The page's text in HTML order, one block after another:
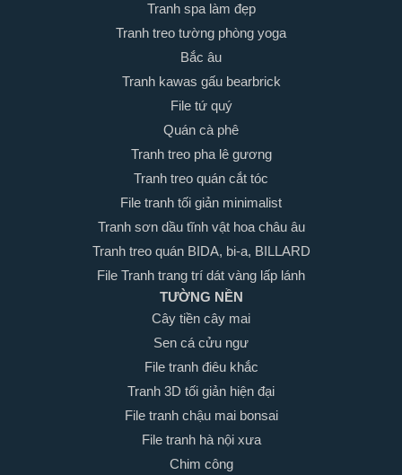
Tranh spa làm đẹp
Tranh treo tường phòng yoga
Bắc âu
Tranh kawas gấu bearbrick
File tứ quý
Quán cà phê
Tranh treo pha lê gương
Tranh treo quán cắt tóc
File tranh tối giản minimalist
Tranh sơn dầu tĩnh vật hoa châu âu
Tranh treo quán BIDA, bi-a, BILLARD
File Tranh trang trí dát vàng lấp lánh
TƯỜNG NỀN
Cây tiền cây mai
Sen cá cửu ngư
File tranh điêu khắc
Tranh 3D tối giản hiện đại
File tranh chậu mai bonsai
File tranh hà nội xưa
Chim công